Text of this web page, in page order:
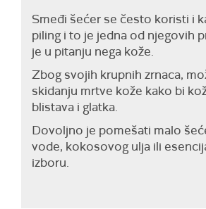
Smeđi šećer se često koristi i
piling i to je jedna od njegovih
je u pitanju nega kože.
Zbog svojih krupnih zrnaca,
skidanju mrtve kože kako bi
blistava i glatka.
Dovoljno je pomešati malo
vode, kokosovog ulja ili
izboru.